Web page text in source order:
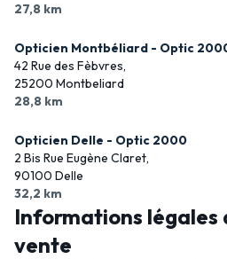
27,8 km
Opticien Montbéliard - Optic
42 Rue des Fèbvres,
25200 Montbeliard
28,8 km
Opticien Delle - Optic 2000
2 Bis Rue Eugène Claret,
90100 Delle
32,2 km
Informations légales
vente